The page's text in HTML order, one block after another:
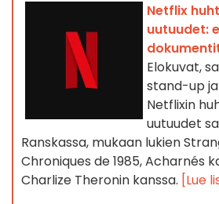
Netflix
uutuudet:
Elokuvat,
stand-up
Netflixin
uutuudet
Ranskassa, mukaan lukien
Chroniques de 1985, Acharnés
Charlize Theronin kanssa. [Lue